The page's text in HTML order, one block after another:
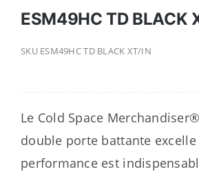
ESM49HC TD BLACK
SKU ESM49HC TD BLACK XT/IN
Le Cold Space
double porte battante
performance est